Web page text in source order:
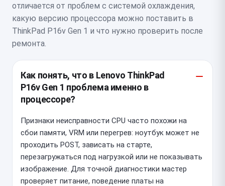
отличается от проблем с системой охлаждения,
какую версию процессора можно поставить в
ThinkPad P16v Gen 1 и что нужно проверить после
ремонта.
Как понять, что в Lenovo ThinkPad
P16v Gen 1 проблема именно в
процессоре?
Признаки неисправности CPU часто похожи на
сбои памяти, VRM или перегрев: ноутбук может не
проходить POST, зависать на старте,
перезагружаться под нагрузкой или не показывать
изображение. Для точной диагностики мастер
проверяет питание, поведение платы на